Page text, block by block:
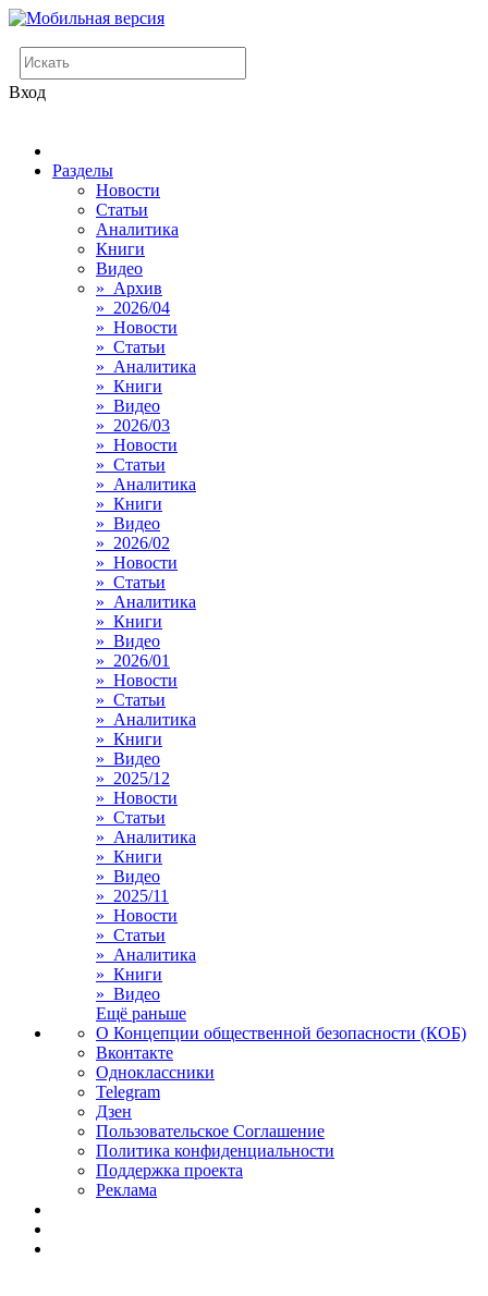
Вход
Разделы
Новости
Статьи
Аналитика
Книги
Видео
» Архив
» 2026/04
» Новости
» Статьи
» Аналитика
» Книги
» Видео
» 2026/03
» Новости
» Статьи
» Аналитика
» Книги
» Видео
» 2026/02
» Новости
» Статьи
» Аналитика
» Книги
» Видео
» 2026/01
» Новости
» Статьи
» Аналитика
» Книги
» Видео
» 2025/12
» Новости
» Статьи
» Аналитика
» Книги
» Видео
» 2025/11
» Новости
» Статьи
» Аналитика
» Книги
» Видео
Ещё раньше
О Концепции общественной безопасности (КОБ)
Вконтакте
Одноклассники
Telegram
Дзен
Пользовательское Соглашение
Политика конфиденциальности
Поддержка проекта
Реклама